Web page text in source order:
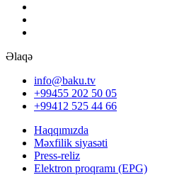
Əlaqə
info@baku.tv
+99455 202 50 05
+99412 525 44 66
Haqqımızda
Məxfilik siyasəti
Press-reliz
Elektron proqramı (EPG)